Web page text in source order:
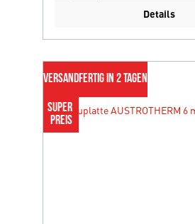
Details
VERSANDFERTIG IN 2 TAGEN
SUPER
PREIS